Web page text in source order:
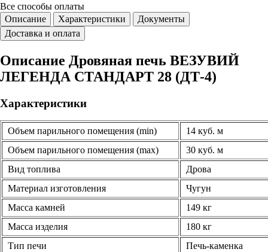
Все способы оплаты
Описание
Характеристики
Документы
Доставка и оплата
Описание Дровяная печь ВЕЗУВИЙ
ЛЕГЕНДА СТАНДАРТ 28 (ДТ-4)
Характеристики
Объем парильного помещения (min)
14 куб. м
Объем парильного помещения (max)
30 куб. м
Вид топлива
Дрова
Материал изготовления
Чугун
Масса камней
149 кг
Масса изделия
180 кг
Тип печи
Печь-каменка